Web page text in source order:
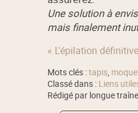
Une solution à
mais finalement
« L'épilation
Mots clés :tapis,
Classé dans : Liens
Rédigé par longue